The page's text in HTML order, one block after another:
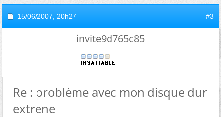
15/06/2007, 20h27 #3
invite9d765c85
Re : problème avec mon disque dur
extrene